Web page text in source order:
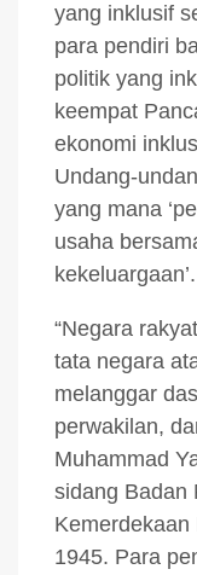
yang inklusif
para pendiri
politik yang
keempat
ekonomi
Undang-
yang mana
usaha
kekeluargaan’.
“Negara
tata negara
melanggar
perwakilan,
Muhammad
sidang Badan
1945. Para